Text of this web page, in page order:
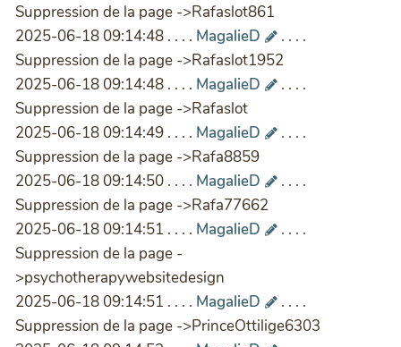
Suppression de la page ->Rafaslot861
2025-06-18 09:14:48 . . . . MagalieD
. . . .
Suppression de la page ->Rafaslot1952
2025-06-18 09:14:48 . . . . MagalieD
. . . .
Suppression de la page ->Rafaslot
2025-06-18 09:14:49 . . . . MagalieD
. . . .
Suppression de la page ->Rafa8859
2025-06-18 09:14:50 . . . . MagalieD
. . . .
Suppression de la page ->Rafa77662
2025-06-18 09:14:51 . . . . MagalieD
. . . .
Suppression de la page -
>psychotherapywebsitedesign
2025-06-18 09:14:51 . . . . MagalieD
. . . .
Suppression de la page ->PrinceOttilige6303